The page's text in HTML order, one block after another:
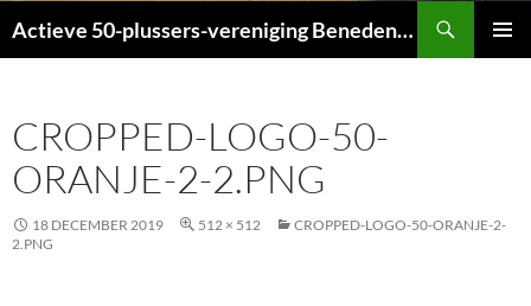
Actieve 50-plussers-vereniging Beneden-Leeuwen
CROPPED-LOGO-50-
ORANJE-2-2.PNG
18 DECEMBER 2019 512 × 512
CROPPED-LOGO-50-ORANJE-2-
2.PNG